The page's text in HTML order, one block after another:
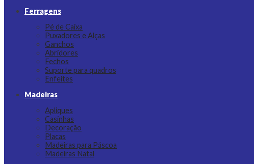
Ferragens
Pé de Caixa
Puxadores e Alças
Ganchos
Abridores
Fechos
Suporte para quadros
Enfeites
Madeiras
Apliques
Casinhas
Decoração
Placas
Madeiras para Páscoa
Madeiras Natal